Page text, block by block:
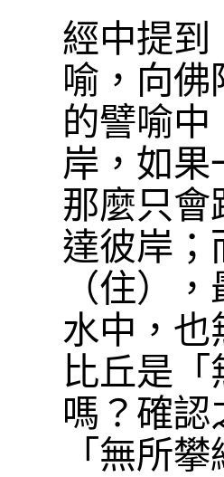
經中提到
喻，向佛
的譬喻中
岸，如果
那麼只會
達彼岸；
（住）
水中，也
比丘是
嗎？確認
「無所